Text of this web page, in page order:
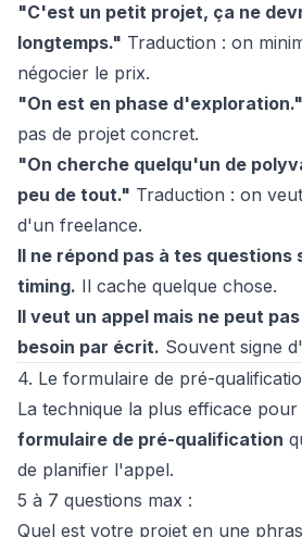
"C'est un petit projet, ça ne
longtemps." Traduction : on
négocier le prix.
"On est en phase d'exploration."
pas de projet concret.
"On cherche quelqu'un de
peu de tout." Traduction : on
d'un freelance.
Il ne répond pas à tes questions
timing. Il cache quelque chose.
Il veut un appel mais ne peut
besoin par écrit. Souvent signe
4. Le formulaire de pré-
La technique la plus efficace
formulaire de pré-qualification
de planifier l'appel.
5 à 7 questions max :
Quel est votre projet en une